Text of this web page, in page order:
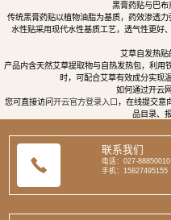
黑膏药贴与巴布
传统黑膏药贴以植物油脂为基质，药效渗透
水性贴采用现代水性基质工艺，透气性更好
艾草自发热贴
产品内含天然艾草提取物与自热发热包，利用
时，可配合艾草有效成分实现
如何通过开云
您可直接访问 开云官方登录入口，在线提交意
品目录、
联系我们
电话：027-88850010
手机：15827495155